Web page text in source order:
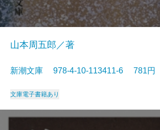
山本周五郎／著
新潮文庫 978-4-10-113411-6 781円
文庫電子書籍あり